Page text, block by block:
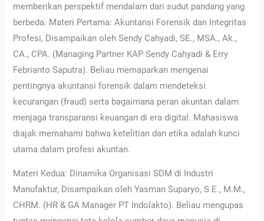
memberikan perspektif mendalam dari sudut pandang yang
berbeda: Materi Pertama: Akuntansi Forensik dan Integritas
Profesi, Disampaikan oleh Sendy Cahyadi, SE., MSA., Ak.,
CA., CPA. (Managing Partner KAP Sendy Cahyadi & Erry
Febrianto Saputra). Beliau memaparkan mengenai
pentingnya akuntansi forensik dalam mendeteksi
kecurangan (fraud) serta bagaimana peran akuntan dalam
menjaga transparansi keuangan di era digital. Mahasiswa
diajak memahami bahwa ketelitian dan etika adalah kunci
utama dalam profesi akuntan.
Materi Kedua: Dinamika Organisasi SDM di Industri
Manufaktur, Disampaikan oleh Yasman Suparyo, S.E., M.M.,
CHRM. (HR & GA Manager PT Indolakto). Beliau mengupas